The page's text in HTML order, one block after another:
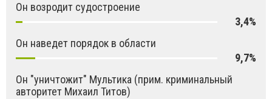
Он возродит судостроение
3,4%
Он наведет порядок в области
9,7%
Он "уничтожит" Мультика (прим. криминальный
авторитет Михаил Титов)